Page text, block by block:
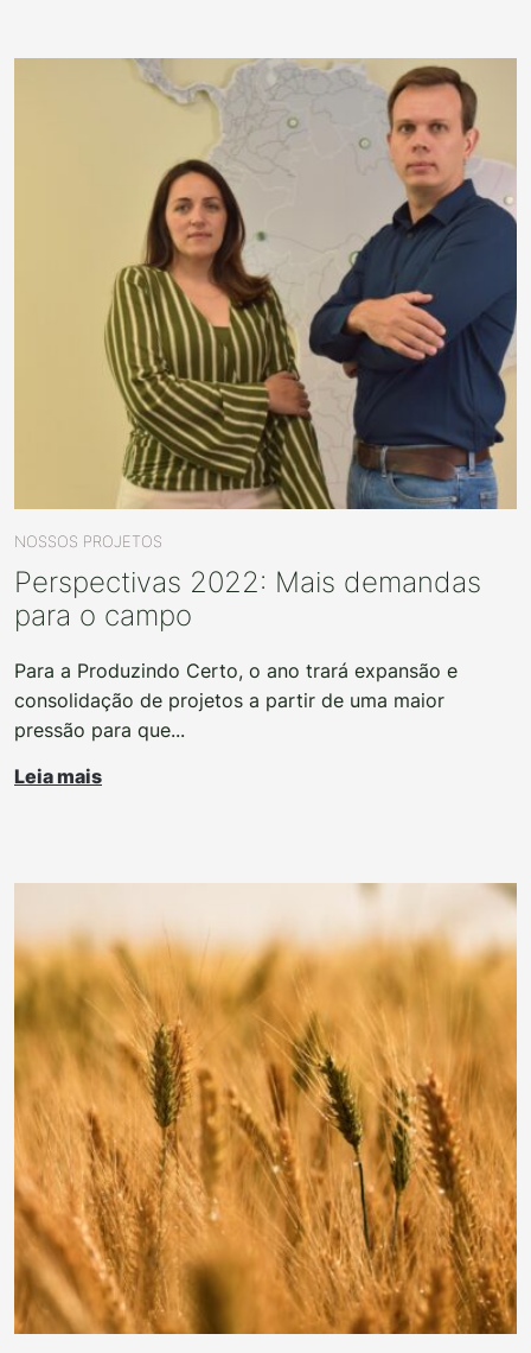
NOSSOS PROJETOS
Perspectivas 2022: Mais demandas
para o campo
Para a Produzindo Certo, o ano trará expansão e
consolidação de projetos a partir de uma maior
pressão para que...
Leia mais